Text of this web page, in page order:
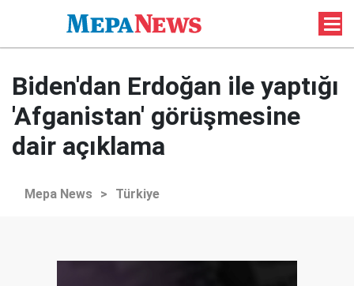
Biden'dan Erdoğan ile yaptığı
'Afganistan' görüşmesine
dair açıklama
Mepa News > Türkiye